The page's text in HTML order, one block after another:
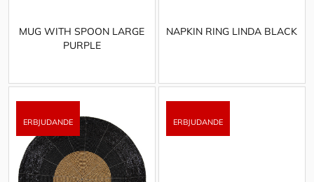
MUG WITH SPOON LARGE
PURPLE
NAPKIN RING LINDA BLACK